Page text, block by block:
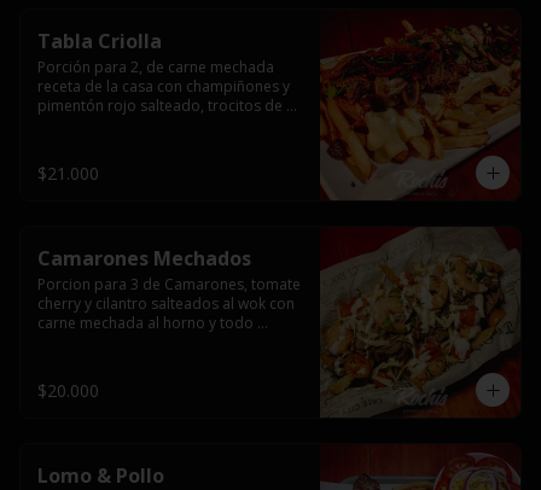
Tabla Criolla
Porción para 2, de carne mechada
receta de la casa con champiñones y
pimentón rojo salteado, trocitos de
papas fritas.
$21.000
Camarones Mechados
Porcion para 3 de Camarones, tomate
cherry y cilantro salteados al wok con
carne mechada al horno y todo
casera.
$20.000
Lomo & Pollo